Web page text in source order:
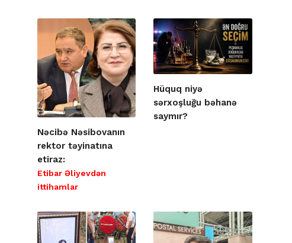
Nəcibə Nəsibovanın
rektor təyinatına
etiraz:
Etibar Əliyevdən
ittihamlar
Hüquq niyə
sərxoşluğu bəhanə
saymır?